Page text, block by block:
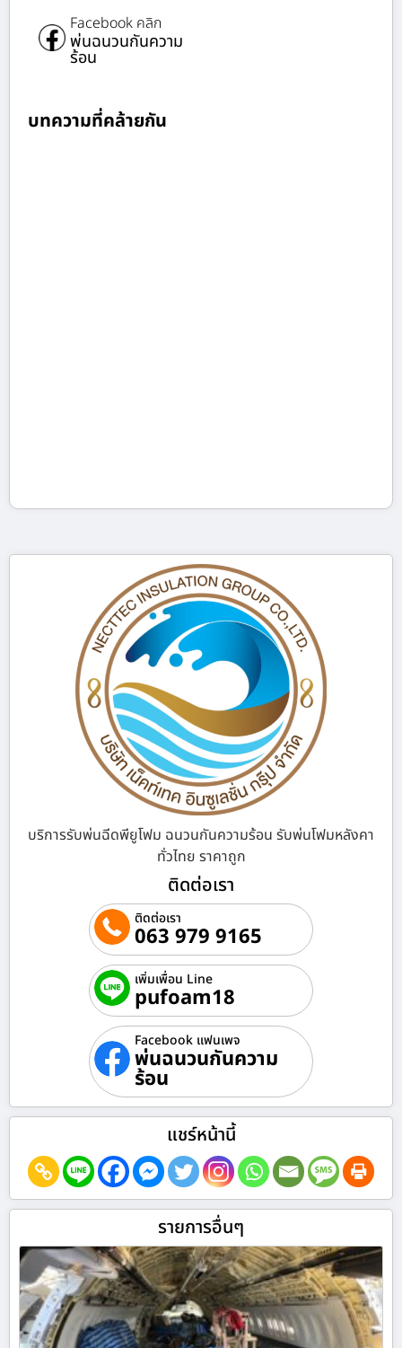
Facebook คลิก
พ่นฉนวนกันความ
ร้อน
บทความที่คล้ายกัน
บริการรับพ่นฉีดพียูโฟม ฉนวนกันความร้อน รับพ่นโฟมหลังคา
ทั่วไทย ราคาถูก
ติดต่อเรา
ติดต่อเรา
063 979 9165
เพิ่มเพื่อน Line
pufoam18
Facebook แฟนเพจ
พ่นฉนวนกันความ
ร้อน
แชร์หน้านี้
รายการอื่นๆ